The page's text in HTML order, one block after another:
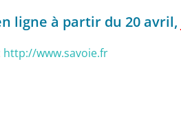
ligne à partir du 20 avril,
http://www.savoie.fr